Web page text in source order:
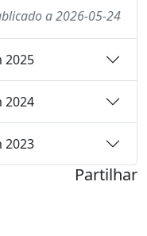
a 2026-05-24
2025
2024
2023
Partilhar